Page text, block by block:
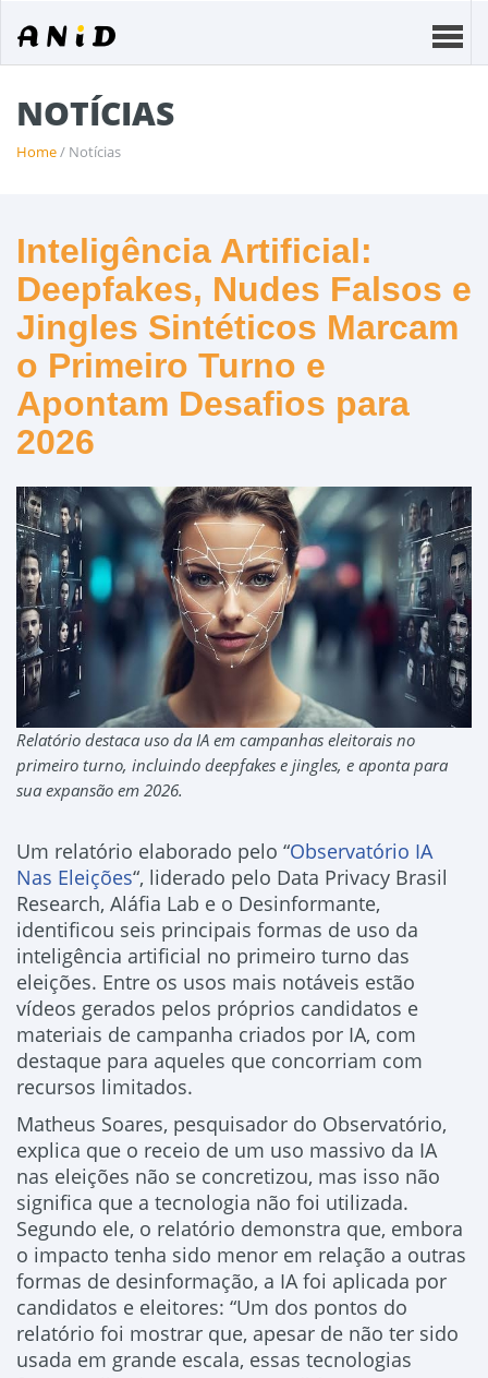
NOTÍCIAS
Home/ Notícias
Inteligência Artificial:
Deepfakes, Nudes Falsos e
Jingles Sintéticos Marcam
o Primeiro Turno e
Apontam Desafios para
2026
Relatório destaca uso da IA em campanhas eleitorais no
primeiro turno, incluindo deepfakes e jingles, e aponta para
sua expansão em 2026.
Um relatório elaborado pelo “Observatório IA
Nas Eleições“, liderado pelo Data Privacy Brasil
Research, Aláfia Lab e o Desinformante,
identificou seis principais formas de uso da
inteligência artificial no primeiro turno das
eleições. Entre os usos mais notáveis estão
vídeos gerados pelos próprios candidatos e
materiais de campanha criados por IA, com
destaque para aqueles que concorriam com
recursos limitados.
Matheus Soares, pesquisador do Observatório,
explica que o receio de um uso massivo da IA
nas eleições não se concretizou, mas isso não
significa que a tecnologia não foi utilizada.
Segundo ele, o relatório demonstra que, embora
o impacto tenha sido menor em relação a outras
formas de desinformação, a IA foi aplicada por
candidatos e eleitores: “Um dos pontos do
relatório foi mostrar que, apesar de não ter sido
usada em grande escala, essas tecnologias